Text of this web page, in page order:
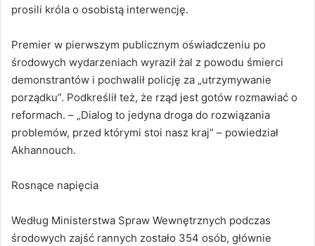
prosili króla o osobistą interwencję.
Premier w pierwszym publicznym oświadczeniu po
środowych wydarzeniach wyraził żal z powodu śmierci
demonstrantów i pochwalił policję za „utrzymywanie
porządku”. Podkreślił też, że rząd jest gotów rozmawiać o
reformach. – „Dialog to jedyna droga do rozwiązania
problemów, przed którymi stoi nasz kraj” – powiedział
Akhannouch.
Rosnące napięcia
Według Ministerstwa Spraw Wewnętrznych podczas
środowych zajść rannych zostało 354 osób, głównie